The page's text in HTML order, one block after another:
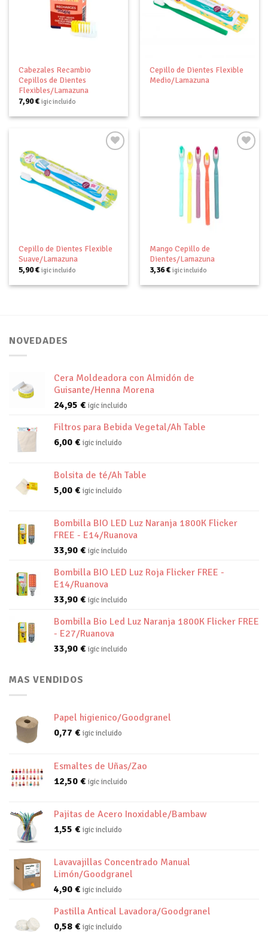
Cabezales Recambio
Cepillos de Dientes
Flexibles/Lamazuna
7,90€ igic incluido
a tu
lista de
deseos
Cepillo de Dientes Flexible
Medio/Lamazuna
a tu
lista de
deseos
Cepillo de Dientes Flexible
Suave/Lamazuna
5,90€ igic incluido
Mango Cepillo de
Dientes/Lamazuna
3,36€ igic incluido
NOVEDADES
Cera Moldeadora con Almidón de
Guisante/Henna Morena
24,95 € igic incluido
Filtros para Bebida Vegetal/Ah Table
6,00 € igic incluido
Bolsita de té/Ah Table
5,00 € igic incluido
Bombilla BIO LED Luz Naranja 1800K Flicker
FREE - E14/Ruanova
33,90 € igic incluido
Bombilla BIO LED Luz Roja Flicker FREE -
E14/Ruanova
33,90 € igic incluido
Bombilla Bio Led Luz Naranja 1800K Flicker FREE
- E27/Ruanova
33,90 € igic incluido
MAS VENDIDOS
Papel higienico/Goodgranel
0,77 € igic incluido
Esmaltes de Uñas/Zao
12,50 € igic incluido
Pajitas de Acero Inoxidable/Bambaw
1,55 € igic incluido
Lavavajillas Concentrado Manual
Limón/Goodgranel
4,90 € igic incluido
Pastilla Antical Lavadora/Goodgranel
0,58 € igic incluido